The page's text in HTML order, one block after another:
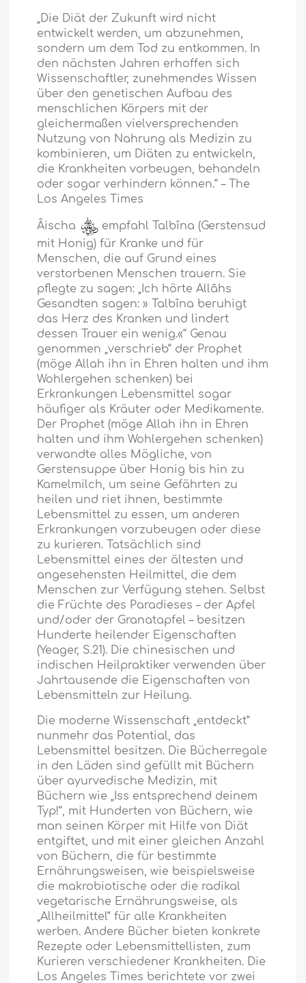
„Die Diät der Zukunft wird nicht
entwickelt werden, um abzunehmen,
sondern um dem Tod zu entkommen. In
den nächsten Jahren erhoffen sich
Wissenschaftler, zunehmendes Wissen
über den genetischen Aufbau des
menschlichen Körpers mit der
gleichermaßen vielversprechenden
Nutzung von Nahrung als Medizin zu
kombinieren, um Diäten zu entwickeln,
die Krankheiten vorbeugen, behandeln
oder sogar verhindern können.“ – The
Los Angeles Times
Âischa
empfahl Talbîna (Gerstensud
mit Honig) für Kranke und für
Menschen, die auf Grund eines
verstorbenen Menschen trauern. Sie
pflegte zu sagen: „Ich hörte Allâhs
Gesandten sagen: » Talbîna beruhigt
das Herz des Kranken und lindert
dessen Trauer ein wenig.«“ Genau
genommen „verschrieb“ der Prophet
(möge Allah ihn in Ehren halten und ihm
Wohlergehen schenken) bei
Erkrankungen Lebensmittel sogar
häufiger als Kräuter oder Medikamente.
Der Prophet (möge Allah ihn in Ehren
halten und ihm Wohlergehen schenken)
verwandte alles Mögliche, von
Gerstensuppe über Honig bis hin zu
Kamelmilch, um seine Gefährten zu
heilen und riet ihnen, bestimmte
Lebensmittel zu essen, um anderen
Erkrankungen vorzubeugen oder diese
zu kurieren. Tatsächlich sind
Lebensmittel eines der ältesten und
angesehensten Heilmittel, die dem
Menschen zur Verfügung stehen. Selbst
die Früchte des Paradieses – der Apfel
und/oder der Granatapfel – besitzen
Hunderte heilender Eigenschaften
(Yeager, S.21). Die chinesischen und
indischen Heilpraktiker verwenden über
Jahrtausende die Eigenschaften von
Lebensmitteln zur Heilung.
Die moderne Wissenschaft „entdeckt“
nunmehr das Potential, das
Lebensmittel besitzen. Die Bücherregale
in den Läden sind gefüllt mit Büchern
über ayurvedische Medizin, mit
Büchern wie „Iss entsprechend deinem
Typ!“, mit Hunderten von Büchern, wie
man seinen Körper mit Hilfe von Diät
entgiftet, und mit einer gleichen Anzahl
von Büchern, die für bestimmte
Ernährungsweisen, wie beispielsweise
die makrobiotische oder die radikal
vegetarische Ernährungsweise, als
„Allheilmittel“ für alle Krankheiten
werben. Andere Bücher bieten konkrete
Rezepte oder Lebensmittellisten, zum
Kurieren verschiedener Krankheiten. Die
Los Angeles Times berichtete vor zwei